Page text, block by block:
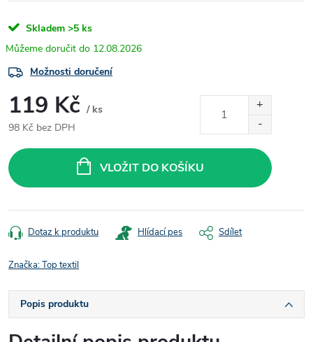
Skladem >5 ks
12.08.2026
Možnosti doručení
119 Kč / ks
98 Kč bez DPH
cena:
VLOŽIT DO KOŠÍKU
Dotaz k produktu Hlídací pes Sdílet
Značka:Top textil
Popis produktu